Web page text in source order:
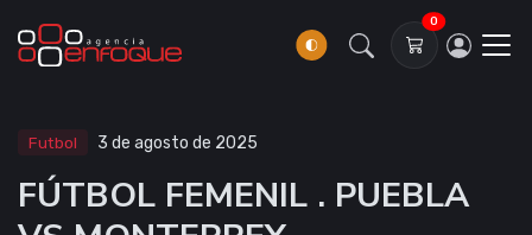
0
Futbol 3 de agosto de 2025
FÚTBOL FEMENIL . PUEBLA